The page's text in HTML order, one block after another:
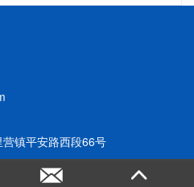
镇平安路西段66号